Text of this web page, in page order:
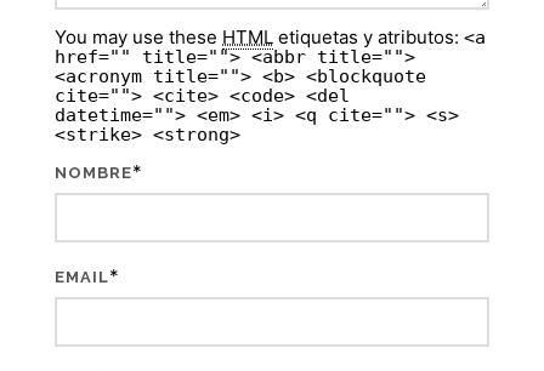
You may use these HTML etiquetas y atributos: <a
href="" title=""> <abbr title="">
<acronym title=""> <b> <blockquote
cite=""> <cite> <code> <del
datetime=""> <em> <i> <q cite=""> <s>
<strike> <strong>
NOMBRE*
EMAIL*